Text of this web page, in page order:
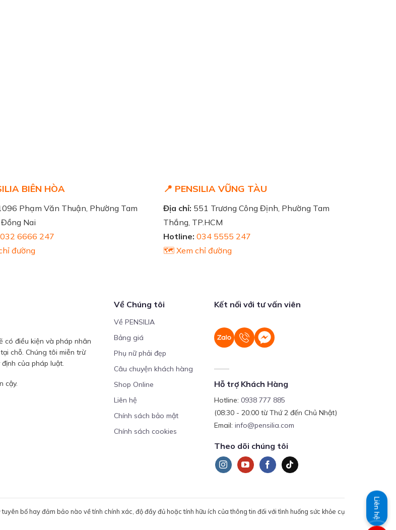
BIÊN HÒA
Phạm Văn Thuận, Phường Tam
Nai
032 6666 247
đường
📍 PENSILIA VŨNG TÀU
Địa chỉ: 551 Trương Công Định, Phường Tam
Thắng, TP.HCM
Hotline: 034 5555 247
🗺️ Xem chỉ đường
có điều kiện và pháp nhân
chỗ. Chúng tôi miễn trừ
của pháp luật.
cậy.
Về Chúng tôi
Về PENSILIA
Bảng giá
Phụ nữ phải đẹp
Câu chuyện khách hàng
Shop Online
Liên hệ
Chính sách bảo mật
Chính sách cookies
Kết nối với tư vấn viên
Hỗ trợ Khách Hàng
Hotline:0938 777 885
(08:30 - 20:00 từ Thứ 2 đến Chủ Nhật)
Email:info@pensilia.com
Theo dõi chúng tôi
bố hay đảm bảo nào về tính chính xác, độ đầy đủ hoặc tính hữu ích của thông tin đối với tình huống sức khỏe cụ
Liên hệ